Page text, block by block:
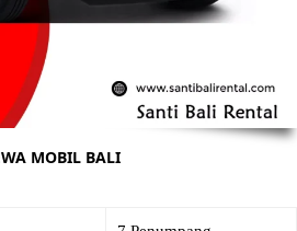
MOBIL BALI